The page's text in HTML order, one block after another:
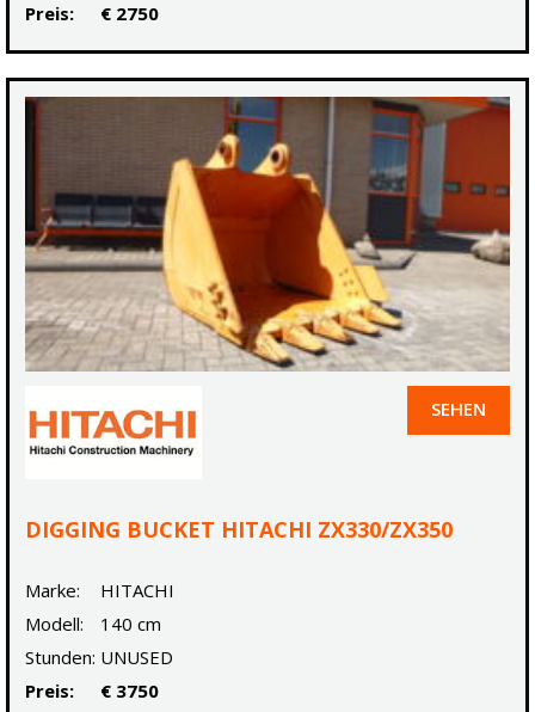
Preis:
€ 2750
SEHEN
DIGGING BUCKET HITACHI ZX330/ZX350
Marke:
HITACHI
Modell:
140 cm
Stunden: UNUSED
Preis:
€ 3750